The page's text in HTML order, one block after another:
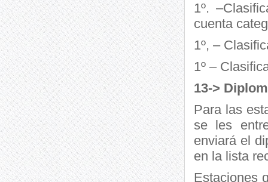
1º.
cuenta
1º, –
1º –
13->
Para las
se les
enviará el
en la lista
Estaciones